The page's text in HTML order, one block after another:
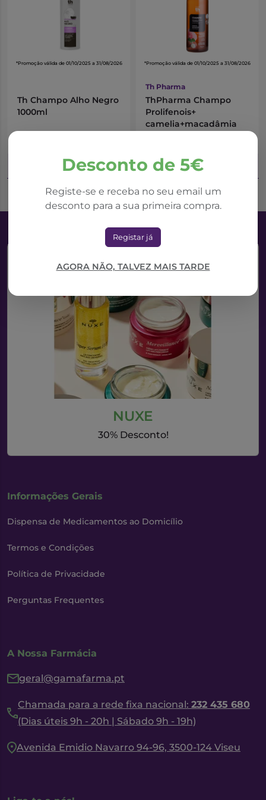
champô é extremamente suave, e pode ser utilizado
diariamente e por toda a família, sempre que
Desconto de 5€
Registe-se e receba no seu email um
desconto para a sua primeira compra.
Registar já
AGORA NÃO, TALVEZ MAIS TARDE
*Promoção válida de 01/10/2025 a 31/08/2026
Th Champo Alho Negro
1000ml
Adicionar ao Carrinho
*Promoção válida de 01/10/2025 a 31/08/2026
Th Pharma
ThPharma Champo
Prolifenois+
camelia+macadâmia
Adicionar ao Carrinho
NUXE
30% Desconto!
Informações Gerais
Dispensa de Medicamentos ao Domicílio
Termos e Condições
Política de Privacidade
Perguntas Frequentes
A Nossa Farmácia
geral@gamafarma.pt
Chamada para a rede fixa nacional: 232 435 680
(Dias úteis 9h - 20h | Sábado 9h - 19h)
Avenida Emidio Navarro 94-96, 3500-124 Viseu